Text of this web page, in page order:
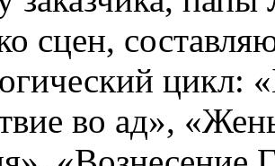
сцен,
цикл:
во ад»,